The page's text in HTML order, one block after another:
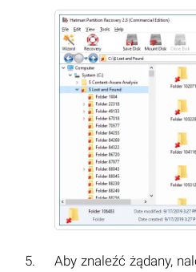
Aby znaleźć żądany,